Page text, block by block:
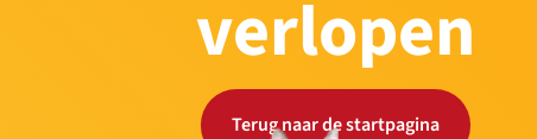
verlopen
Terug naar de startpagina